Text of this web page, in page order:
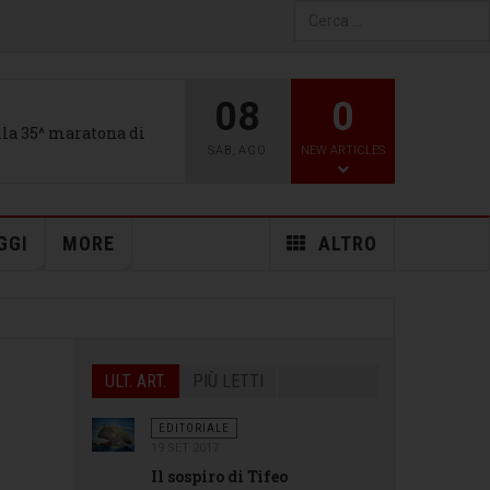
for results.
35^ maratona di
08
SAB, AGO
0
NEW ARTICLES
ALTRO
MORE
ULT. ART. PIÙ LETTI
EDITORIALE
Il sospiro di Tifeo